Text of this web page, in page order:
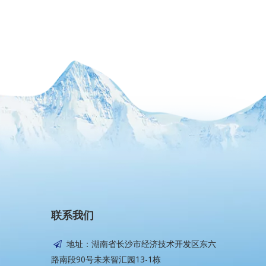
联系我们
 地址：湖南省长沙市经济技术开发区东六
路南段90号未来智汇园13-1栋